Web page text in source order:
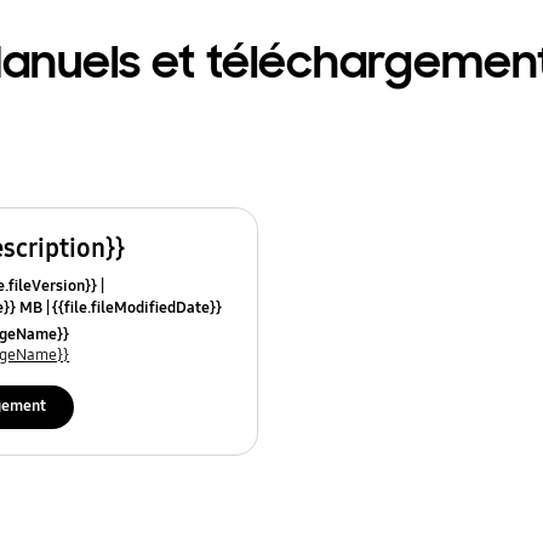
et
MB {{file.fileModifiedDate}}